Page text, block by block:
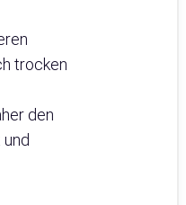
trocken
den